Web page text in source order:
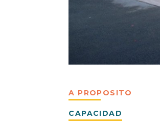
A PROPOSITO
CAPACIDAD